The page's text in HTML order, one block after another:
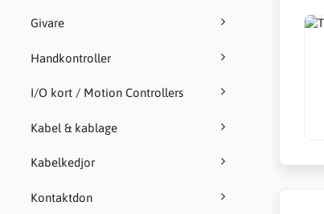
Givare
Handkontroller
I/O kort / Motion Controllers
Kabel & kablage
Kabelkedjor
Kontaktdon